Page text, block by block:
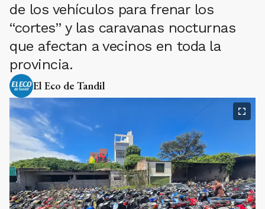
de los vehículos para frenar los
“cortes” y las caravanas nocturnas
que afectan a vecinos en toda la
provincia.
El Eco de Tandil